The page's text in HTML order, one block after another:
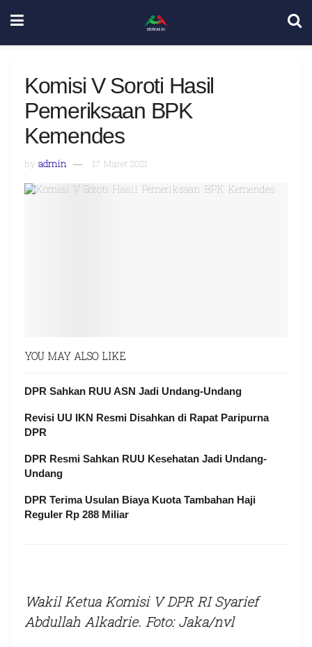
Komisi V Soroti Hasil
Pemeriksaan BPK
Kemendes
by admin 17 Maret 2021
YOU MAY ALSO LIKE
DPR Sahkan RUU ASN Jadi Undang-Undang
Revisi UU IKN Resmi Disahkan di Rapat Paripurna
DPR
DPR Resmi Sahkan RUU Kesehatan Jadi Undang-
Undang
DPR Terima Usulan Biaya Kuota Tambahan Haji
Reguler Rp 288 Miliar
Wakil Ketua Komisi V DPR RI Syarief
Abdullah Alkadrie. Foto: Jaka/nvl